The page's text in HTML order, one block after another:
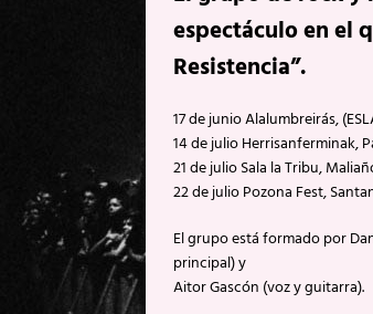
espectáculo en el
Resistencia”.
17 de junio Alalumbreirás,
14 de julio Herrisanferminak,
21 de julio Sala la Tribu,
22 de julio Pozona Fest,
El grupo está formado por
principal) y
Aitor Gascón (voz y guitarra).